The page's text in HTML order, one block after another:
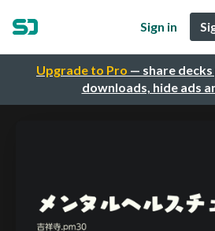
Upgrade to Pro — share
downloads, hide ads
Sign in